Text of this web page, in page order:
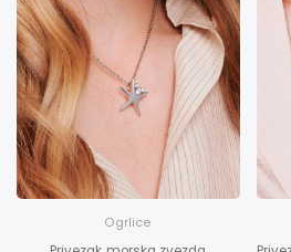
Ogrlice